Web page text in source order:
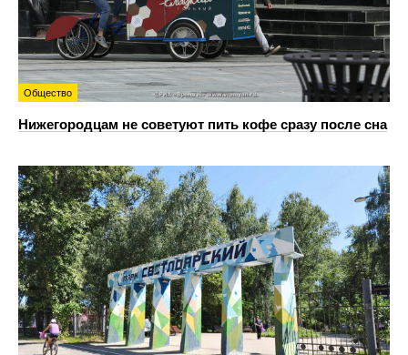
Общество
Нижегородцам не советуют пить кофе сразу после сна